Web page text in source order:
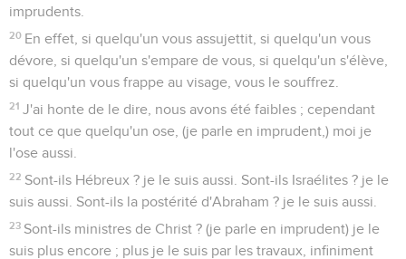
imprudents.
20 En effet, si quelqu'un vous assujettit, si quelqu'un vous
dévore, si quelqu'un s'empare de vous, si quelqu'un s'élève,
si quelqu'un vous frappe au visage, vous le souffrez.
21 J'ai honte de le dire, nous avons été faibles ; cependant
tout ce que quelqu'un ose, (je parle en imprudent,) moi je
l'ose aussi.
22 Sont-ils Hébreux ? je le suis aussi. Sont-ils Israélites ? je le
suis aussi. Sont-ils la postérité d'Abraham ? je le suis aussi.
23 Sont-ils ministres de Christ ? (je parle en imprudent) je le
suis plus encore ; plus je le suis par les travaux, infiniment